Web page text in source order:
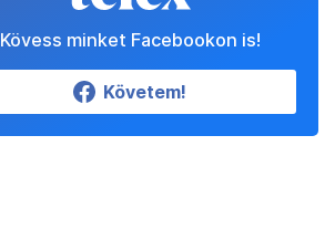
Kövess minket Facebookon is!
Követem!